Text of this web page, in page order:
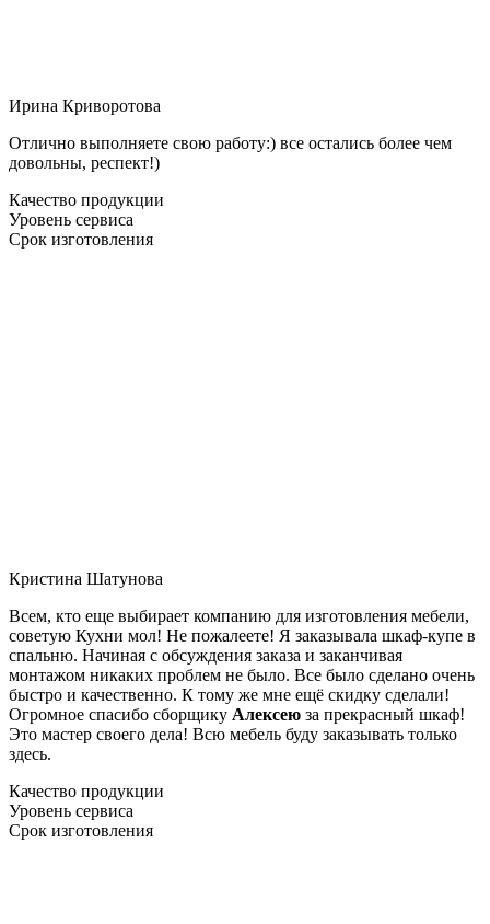
Ирина Криворотова
Отлично выполняете свою работу:) все остались более чем
довольны, респект!)
Качество продукции
Уровень сервиса
Срок изготовления
Кристина Шатунова
Всем, кто еще выбирает компанию для изготовления мебели,
советую Кухни мол! Не пожалеете! Я заказывала шкаф-купе в
спальню. Начиная с обсуждения заказа и заканчивая
монтажом никаких проблем не было. Все было сделано очень
быстро и качественно. К тому же мне ещё скидку сделали!
Огромное спасибо сборщику Алексею за прекрасный шкаф!
Это мастер своего дела! Всю мебель буду заказывать только
здесь.
Качество продукции
Уровень сервиса
Срок изготовления